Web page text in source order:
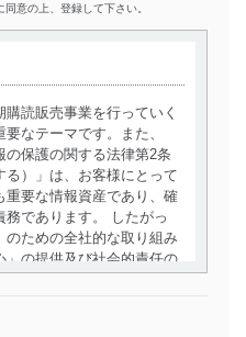
意の上、登録して下さい。
読販売事業を行っていく
なテーマです。また、
の保護の関する法律第2条
る）」は、お客様にとって
重要な情報資産であり、確
であります。 したがっ
のための全社的な取り組み
」の提供及び社会的責任の
ついて